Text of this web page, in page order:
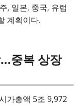
, 일본, 중국, 유럽
계획이다.
중복 상장
가총액 5조 9,972